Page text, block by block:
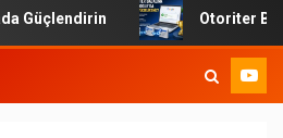
Otoriter